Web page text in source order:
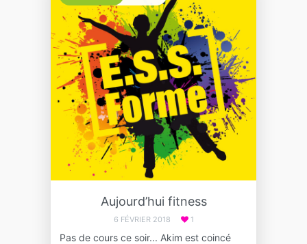
Aujourd’hui fitness
6 FÉVRIER 2018 1
Pas de cours ce soir... Akim est coincé